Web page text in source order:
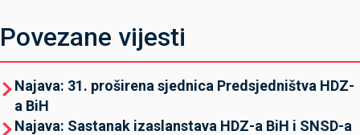
Povezane vijesti
Najava: 31. proširena sjednica Predsjedništva HDZ-
a BiH
Najava: Sastanak izaslanstava HDZ-a BiH i SNSD-a